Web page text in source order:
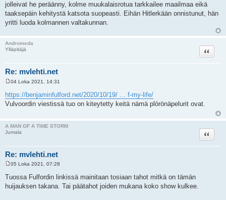
jolleivat he peräänny, kolme muukalaisrotua tarkkailee maailmaa eikä
taaksepäin kehitystä katsota suopeasti. Eihän Hitlerkään onnistunut, hän
yritti luoda kolmannen valtakunnan.
Andromeda
Ylläpitäjä
Re: mvlehti.net
Lainaa
i
e
s
04 Loka 2021, 14:31
https://benjaminfulford.net/2020/10/19/ ... f-my-life/
Vulvoordin viestissä tuo on kiteytetty keitä nämä plörönäpelurit ovat.
A MAN OF A TIME STORM
Jumala
Re: mvlehti.net
Lainaa
e
s
05 Loka 2021, 07:28
Tuossa Fulfordin linkissä mainitaan tosiaan tahot mitkä on tämän
huijauksen takana. Tai päätahot joiden mukana koko show kulkee.